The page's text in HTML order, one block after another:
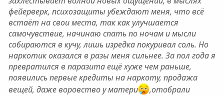
фейерверк, психозащиты убеждают меня, что всё
встаёт на свои места, так как улучшается
самочувствие, начинаю спать по ночам и мысли
собираются в кучу, лишь изредка покуривал соль. Но
наркотик оказался в разы меня сильнее. За пол года я
превратился в паразита ещё хуже чем раньше,
появились первые кредиты на наркоту, продажа
вещей, даже воровство у матери
,отобрали